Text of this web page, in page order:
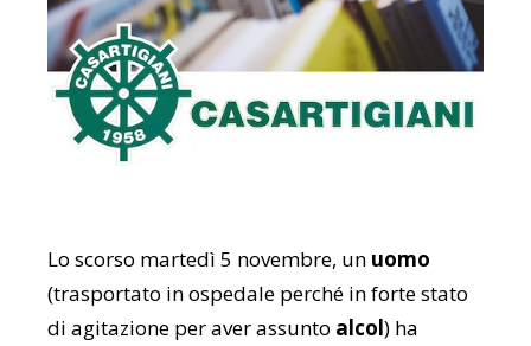
Lo scorso martedì 5 novembre, un uomo
(trasportato in ospedale perché in forte stato
di agitazione per aver assunto alcol) ha